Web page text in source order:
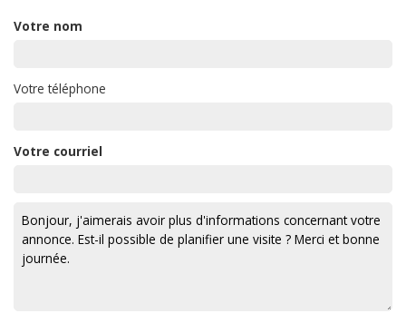
Votre nom
Votre téléphone
Votre courriel